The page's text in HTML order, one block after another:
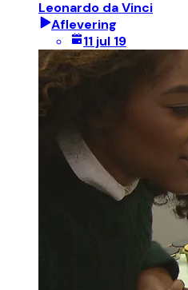
Leonardo da Vinci
Aflevering
11 jul 19